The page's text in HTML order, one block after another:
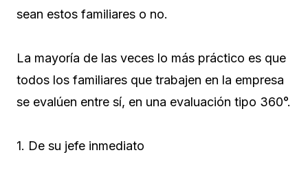
sean estos familiares o no.
La mayoría de las veces lo más práctico es que
todos los familiares que trabajen en la empresa
se evalúen entre sí, en una evaluación tipo 360°.
1. De su jefe inmediato